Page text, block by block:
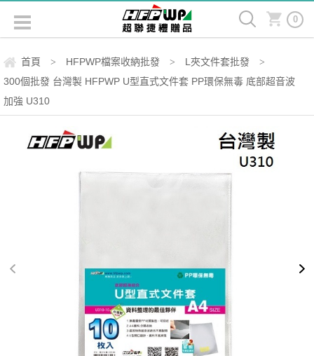
0
首頁 > HFPWP檔案收納批發 > L夾文件套批發 >
300個批發 台灣製 HFPWP U型直式文件套 PP環保無毒 底部超音波
加強 U310